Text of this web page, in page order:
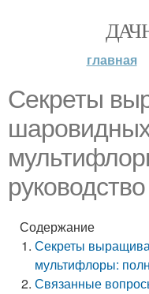
главная
Секреты
руководство
Содержание
Секреты
мультифлоры:
Связанные